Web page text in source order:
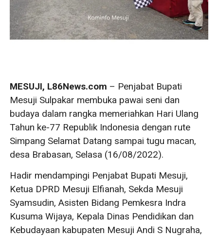
MESUJI, L86News.com – Penjabat Bupati
Mesuji Sulpakar membuka pawai seni dan
budaya dalam rangka memeriahkan Hari Ulang
Tahun ke-77 Republik Indonesia dengan rute
Simpang Selamat Datang sampai tugu macan,
desa Brabasan, Selasa (16/08/2022).
Hadir mendampingi Penjabat Bupati Mesuji,
Ketua DPRD Mesuji Elfianah, Sekda Mesuji
Syamsudin, Asisten Bidang Pemkesra Indra
Kusuma Wijaya, Kepala Dinas Pendidikan dan
Kebudayaan kabupaten Mesuji Andi S Nugraha,